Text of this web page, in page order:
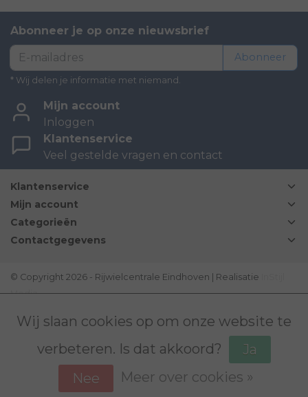
Abonneer je op onze nieuwsbrief
Abonneer
* Wij delen je informatie met niemand.
Mijn account
Inloggen
Klantenservice
Veel gestelde vragen en contact
Klantenservice
Mijn account
Categorieën
Contactgegevens
© Copyright 2026 - Rijwielcentrale Eindhoven | Realisatie
Media
Wij slaan cookies op om onze website te
verbeteren. Is dat akkoord?
Ja
Nee
Meer over cookies »